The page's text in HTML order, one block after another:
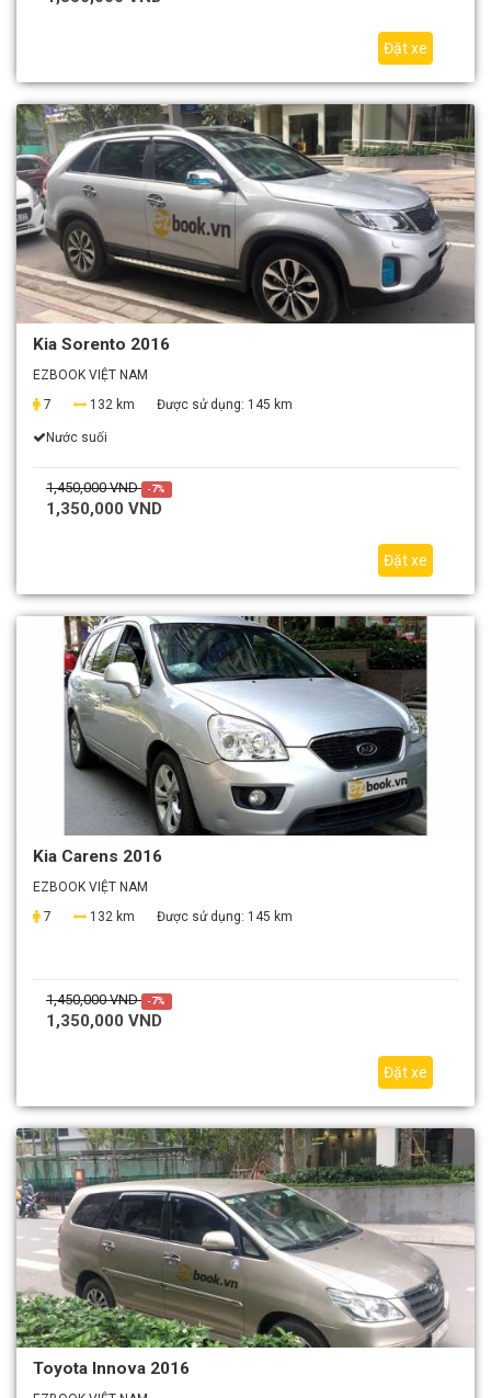
Đặt xe
Kia Sorento 2016
EZBOOK VIỆT NAM
7
132 km Được sử dụng: 145 km
Nước suối
1,450,000 VND -7%
1,350,000 VND
Đặt xe
Kia Carens 2016
EZBOOK VIỆT NAM
7
132 km Được sử dụng: 145 km
1,450,000 VND -7%
1,350,000 VND
Đặt xe
Toyota Innova 2016